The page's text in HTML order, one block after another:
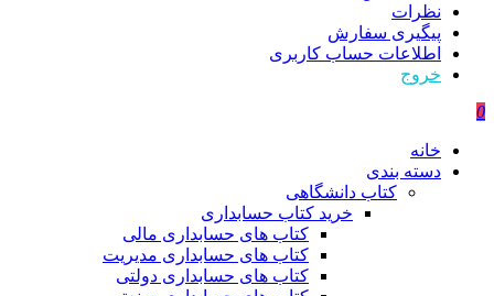
نظرات
پیگیری سفارش
اطلاعات حساب كاربری
خروج
0
خانه
دسته بندی
کتاب دانشگاهی
خرید کتاب حسابداری
کتاب های حسابداری مالی
کتاب های حسابداری مدیریت
کتاب های حسابداری دولتی